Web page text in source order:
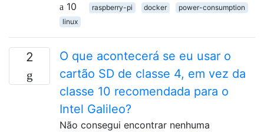
10
raspberry-pi docker
power-consumption
linux
2
O que acontecerá se eu usar o
cartão SD de classe 4, em vez da
classe 10 recomendada para o
Intel Galileo?
Não consegui encontrar nenhuma